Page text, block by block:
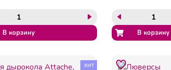
BRAUBERG, 272765
хит